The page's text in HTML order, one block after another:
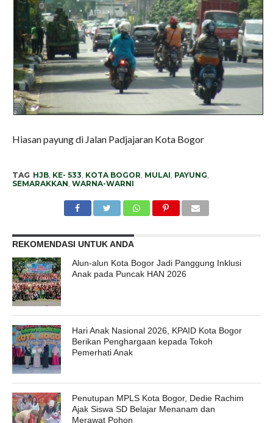
Hiasan payung di Jalan Padjajaran Kota Bogor
TAG HJB, KE- 533, KOTA BOGOR, MULAI, PAYUNG,
SEMARAKKAN, WARNA-WARNI
REKOMENDASI UNTUK ANDA
Alun-alun Kota Bogor Jadi Panggung Inklusi
Anak pada Puncak HAN 2026
Hari Anak Nasional 2026, KPAID Kota Bogor
Berikan Penghargaan kepada Tokoh
Pemerhati Anak
Penutupan MPLS Kota Bogor, Dedie Rachim
Ajak Siswa SD Belajar Menanam dan
Merawat Pohon